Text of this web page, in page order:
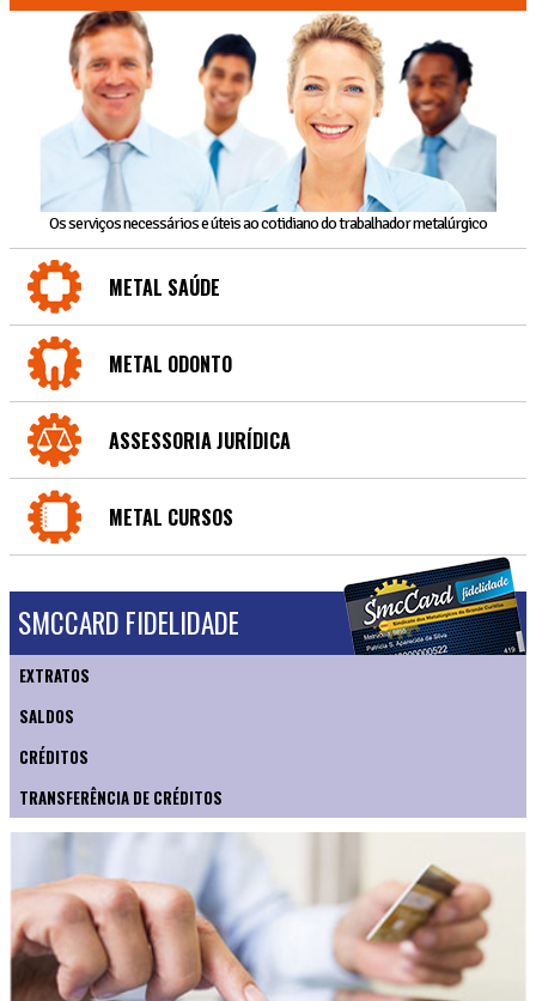
Os serviços necessários e úteis ao cotidiano do trabalhador metalúrgico
METAL SAÚDE
METAL ODONTO
ASSESSORIA JURÍDICA
METAL CURSOS
SMCCARD FIDELIDADE
EXTRATOS
SALDOS
CRÉDITOS
TRANSFERÊNCIA DE CRÉDITOS